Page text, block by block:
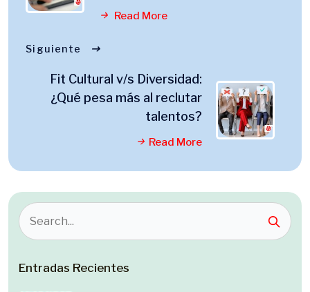
Read More
Siguiente
Fit Cultural v/s Diversidad:
¿Qué pesa más al reclutar
talentos?
Read More
Entradas Recientes